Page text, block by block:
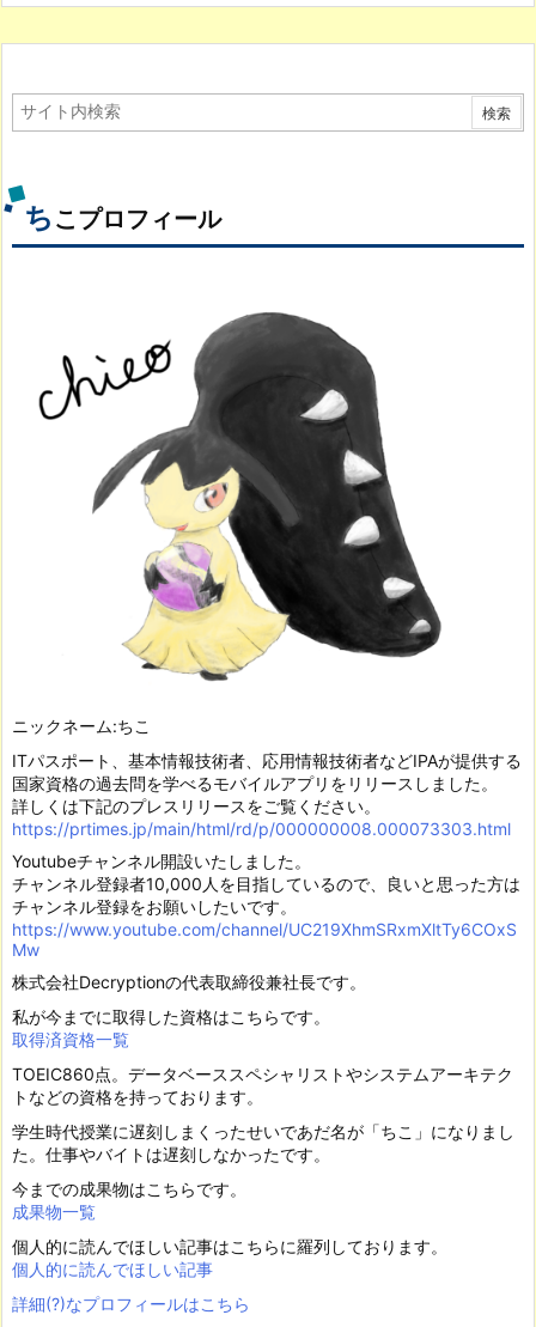
ち こプロフィール
ニックネーム:ちこ
ITパスポート、基本情報技術者、応用情報技術者などIPAが提供する
国家資格の過去問を学べるモバイルアプリをリリースしました。
詳しくは下記のプレスリリースをご覧ください。
https://prtimes.jp/main/html/rd/p/000000008.000073303.html
Youtubeチャンネル開設いたしました。
チャンネル登録者10,000人を目指しているので、良いと思った方は
チャンネル登録をお願いしたいです。
https://www.youtube.com/channel/UC219XhmSRxmXltTy6COxS
Mw
株式会社Decryptionの代表取締役兼社長です。
私が今までに取得した資格はこちらです。
取得済資格一覧
TOEIC860点。データベーススペシャリストやシステムアーキテク
トなどの資格を持っております。
学生時代授業に遅刻しまくったせいであだ名が「ちこ」になりまし
た。仕事やバイトは遅刻しなかったです。
今までの成果物はこちらです。
成果物一覧
個人的に読んでほしい記事はこちらに羅列しております。
個人的に読んでほしい記事
詳細(?)なプロフィールはこちら